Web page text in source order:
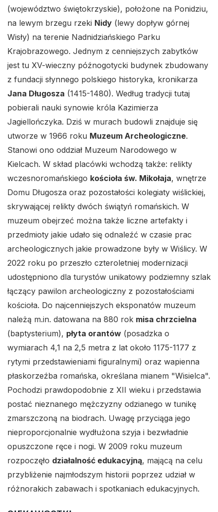
(województwo świętokrzyskie), położone na Ponidziu,
na lewym brzegu rzeki Nidy (lewy dopływ górnej
Wisły) na terenie Nadnidziańskiego Parku
Krajobrazowego. Jednym z cenniejszych zabytków
jest tu XV-wieczny późnogotycki budynek zbudowany
z fundacji słynnego polskiego historyka, kronikarza
Jana Długosza (1415-1480). Według tradycji tutaj
pobierali nauki synowie króla Kazimierza
Jagiellończyka. Dziś w murach budowli znajduje się
utworze w 1966 roku Muzeum Archeologiczne.
Stanowi ono oddział Muzeum Narodowego w
Kielcach. W skład placówki wchodzą także: relikty
wczesnoromańskiego kościoła św. Mikołaja, wnętrze
Domu Długosza oraz pozostałości kolegiaty wiślickiej,
skrywającej relikty dwóch świątyń romańskich. W
muzeum obejrzeć można także liczne artefakty i
przedmioty jakie udało się odnaleźć w czasie prac
archeologicznych jakie prowadzone były w Wiślicy. W
2022 roku po przeszło czteroletniej modernizacji
udostępniono dla turystów unikatowy podziemny szlak
łączący pawilon archeologiczny z pozostałościami
kościoła. Do najcenniejszych eksponatów muzeum
należą m.in. datowana na 880 rok misa chrzcielna
(baptysterium), płyta orantów (posadzka o
wymiarach 4,1 na 2,5 metra z lat około 1175-1177 z
rytymi przedstawieniami figuralnymi) oraz wapienna
płaskorzeźba romańska, określana mianem "Wisielca".
Pochodzi prawdopodobnie z XII wieku i przedstawia
postać nieznanego mężczyzny odzianego w tunikę
zmarszczoną na biodrach. Uwagę przyciąga jego
nieproporcjonalnie wydłużona szyja i bezwładnie
opuszczone ręce i nogi. W 2009 roku muzeum
rozpoczęło działalność edukacyjną, mającą na celu
przybliżenie najmłodszym historii poprzez udział w
różnorakich zabawach i spotkaniach edukacyjnych.